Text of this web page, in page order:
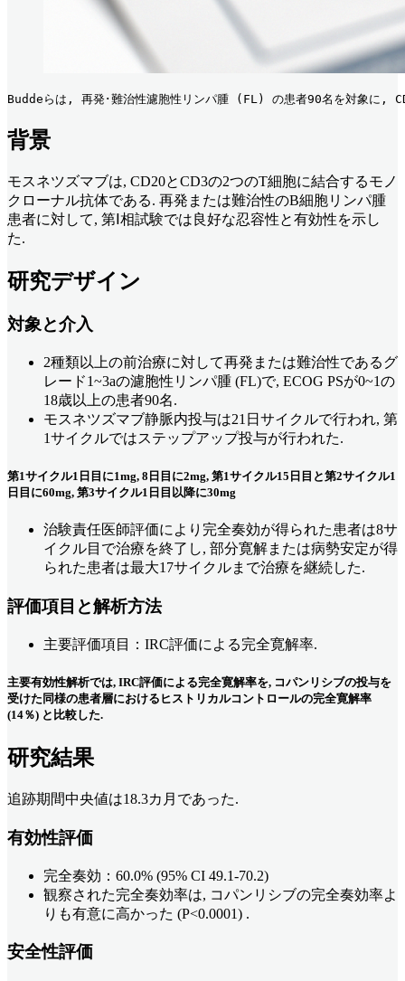
Buddeらは, 再発･難治性濾胞性リンパ腫 (FL) の患者90名を対象に,
背景
モスネツズマブは, CD20とCD3の2つのT細胞に結合するモノ
クローナル抗体である. 再発または難治性のB細胞リンパ腫
患者に対して, 第Ⅰ相試験では良好な忍容性と有効性を示し
た.
研究デザイン
対象と介入
2種類以上の前治療に対して再発または難治性であるグ
レード1~3aの濾胞性リンパ腫 (FL)で, ECOG PSが0~1の
18歳以上の患者90名.
モスネツズマブ静脈内投与は21日サイクルで行われ, 第
1サイクルではステップアップ投与が行われた.
第1サイクル1日目に1mg, 8日目に2mg, 第1サイクル15日目と第2サイクル1
日目に60mg, 第3サイクル1日目以降に30mg
治験責任医師評価により完全奏効が得られた患者は8サ
イクル目で治療を終了し, 部分寛解または病勢安定が得
られた患者は最大17サイクルまで治療を継続した.
評価項目と解析方法
主要評価項目：IRC評価による完全寛解率.
主要有効性解析では, IRC評価による完全寛解率を, コパンリシブの投与を
受けた同様の患者層におけるヒストリカルコントロールの完全寛解率
(14％) と比較した.
研究結果
追跡期間中央値は18.3カ月であった.
有効性評価
完全奏効：60.0% (95% CI 49.1-70.2)
観察された完全奏効率は, コパンリシブの完全奏効率よ
りも有意に高かった (P<0.0001) .
安全性評価